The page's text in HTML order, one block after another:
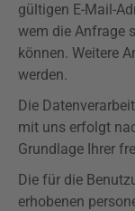
gültigen E-Mail-
wem die Anfrage
können. Weitere
werden.
Die
mit uns erfolgt
Grundlage Ihrer
Die für die
erhobenen